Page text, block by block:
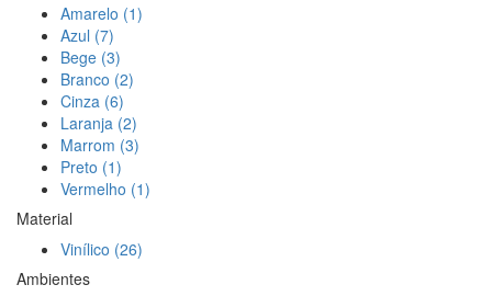
Amarelo (1)
Azul (7)
Bege (3)
Branco (2)
Cinza (6)
Laranja (2)
Marrom (3)
Preto (1)
Vermelho (1)
Material
Vinílico (26)
Ambientes